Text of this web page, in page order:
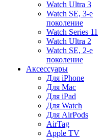
Watch Ultra 3
Watch SE, 3-е
поколение
Watch Series 11
Watch Ultra 2
Watch SE, 2-е
поколение
Аксессуары
Для iPhone
Для Mac
Для iPad
Для Watch
Для AirPods
AirTag
Apple TV